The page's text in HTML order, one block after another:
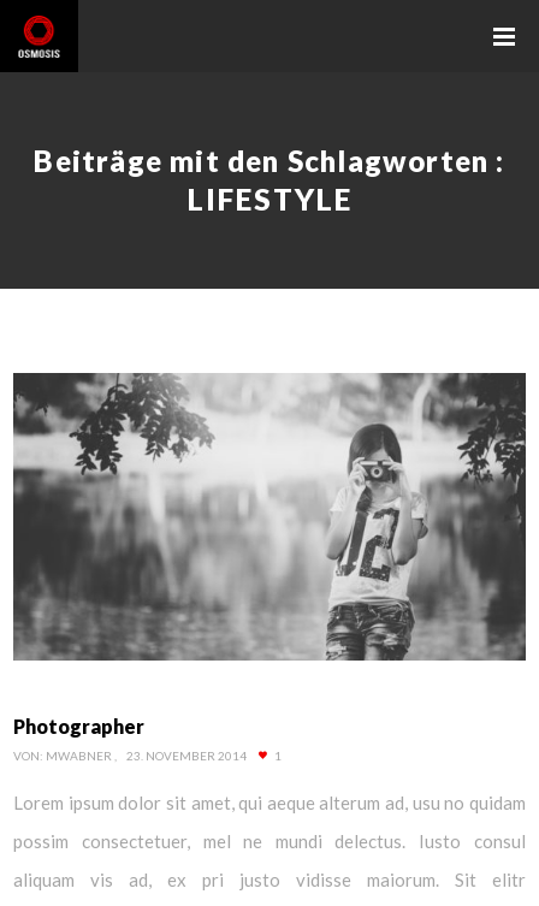
Beiträge mit den Schlagworten :
LIFESTYLE
Photographer
VON: MWABNER 23. NOVEMBER 2014 1
Lorem ipsum dolor sit amet, qui aeque alterum ad, usu no quidam
possim consectetuer, mel ne mundi delectus. Iusto consul
aliquam vis ad, ex pri justo vidisse maiorum. Sit elitr